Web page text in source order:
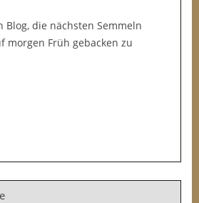
Blog, die nächsten Semmeln
morgen Früh gebacken zu